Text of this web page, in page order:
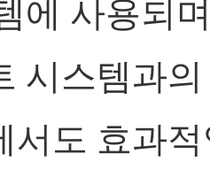
에 사용되
시스템과
서도 효과